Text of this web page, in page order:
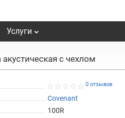
Услуги
с чехлом
0 отзывов
Covenant
100R